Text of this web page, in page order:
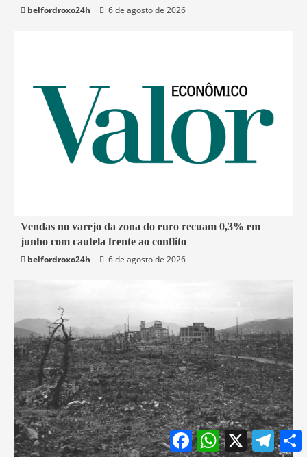
belfordroxo24h
6 de agosto de 2026
1 min read
Economia
Vendas no varejo da zona do euro recuam 0,3% em
junho com cautela frente ao conflito
belfordroxo24h
6 de agosto de 2026
FacebookWhatsApp
X